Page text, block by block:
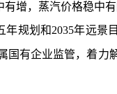
增，蒸汽价格稳中
年规划和2035年远景
国有企业监管，着力